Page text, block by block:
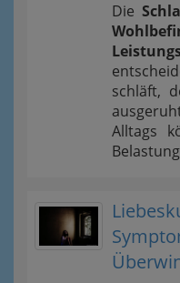
Die
schläft,
Alltags